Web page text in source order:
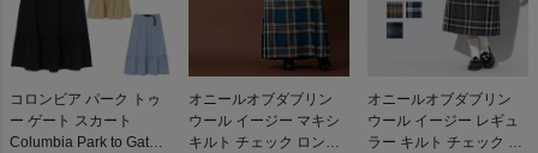
検索
商品が見つからない方はこちら
コロンビア パーク トゥ
ー ゲート スカート
Columbia Park to Gate
オニールオブダブリン
ウール イージー マキシ
キルト チェック ロング
オニールオブダブリン
ウール イージー レギュ
ラー キルト チェック ラ